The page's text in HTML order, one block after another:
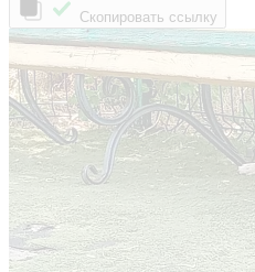
Скопировать ссылку